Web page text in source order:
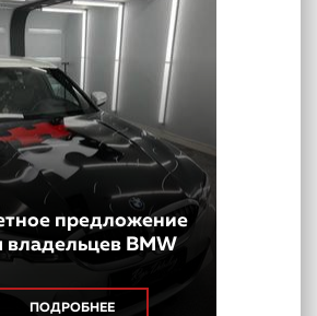
предложение
владельцев BMW
ПОДРОБНЕЕ